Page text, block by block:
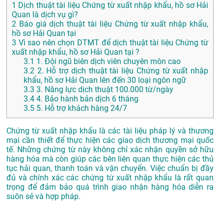
1 Dịch thuật tài liệu Chứng từ xuất nhập khẩu, hồ sơ Hải
Quan là dịch vụ gì?
2 Báo giá dịch thuật tài liệu Chứng từ xuất nhập khẩu,
hồ sơ Hải Quan tại
3 Vì sao nên chọn DTMT để dịch thuật tài liệu Chứng từ
xuất nhập khẩu, hồ sơ Hải Quan tại ?
3.1 1. Đội ngũ biên dịch viên chuyên môn cao
3.2 2. Hỗ trợ dịch thuật tài liệu Chứng từ xuất nhập
khẩu, hồ sơ Hải Quan lên đến 30 loại ngôn ngữ
3.3 3. Năng lực dịch thuật 100.000 từ/ngày
3.4 4. Bảo hành bản dịch 6 tháng
3.5 5. Hỗ trợ khách hàng 24/7
Chứng từ xuất nhập khẩu là các tài liệu pháp lý và thương
mại cần thiết để thực hiện các giao dịch thương mại quốc
tế. Những chứng từ này không chỉ xác nhận quyền sở hữu
hàng hóa mà còn giúp các bên liên quan thực hiện các thủ
tục hải quan, thanh toán và vận chuyển. Việc chuẩn bị đầy
đủ và chính xác các chứng từ xuất nhập khẩu là rất quan
trọng để đảm bảo quá trình giao nhận hàng hóa diễn ra
suôn sẻ và hợp pháp.